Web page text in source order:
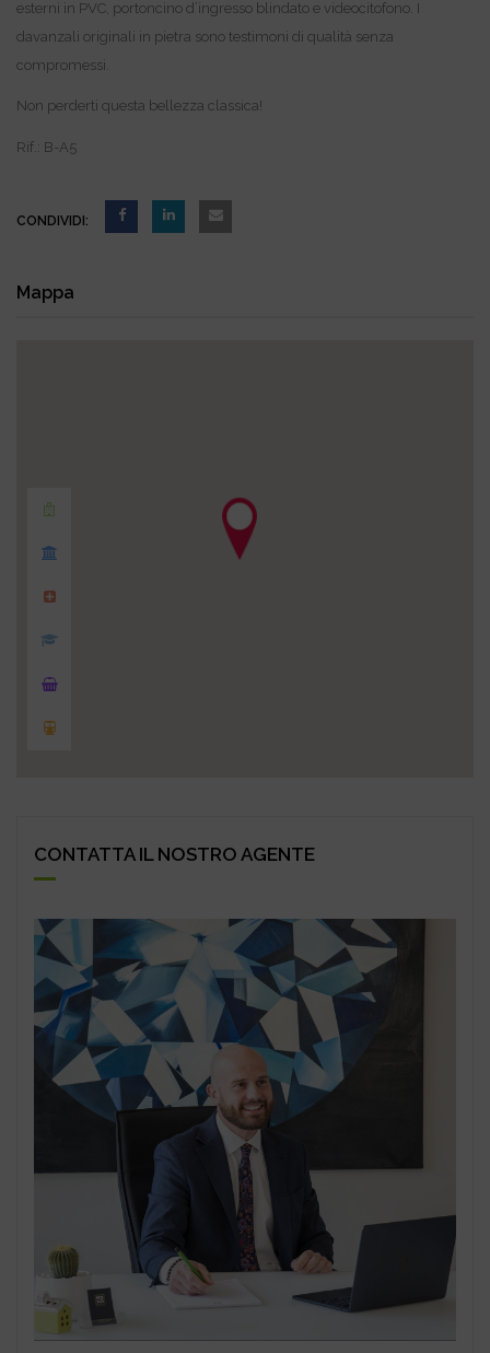
esterni in PVC, portoncino d’ingresso blindato e videocitofono. I
davanzali originali in pietra sono testimoni di qualità senza
compromessi.
Non perderti questa bellezza classica!
Rif.: B-A5
CONDIVIDI:
Mappa
CONTATTA IL NOSTRO AGENTE